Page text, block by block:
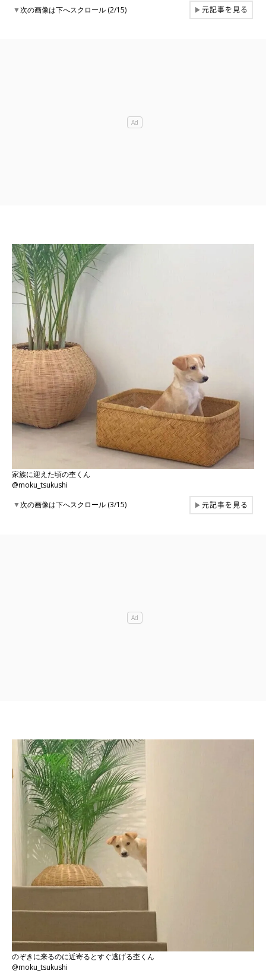
▼次の画像は下へスクロール (2/15) ▶元記事を見る
家族に迎えた頃の杢くん
@moku_tsukushi
▼次の画像は下へスクロール (3/15) ▶元記事を見る
のぞきに来るのに近寄るとすぐ逃げる杢くん
@moku_tsukushi